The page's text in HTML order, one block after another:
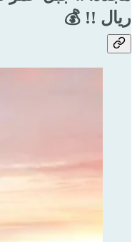
ريال !! 💰